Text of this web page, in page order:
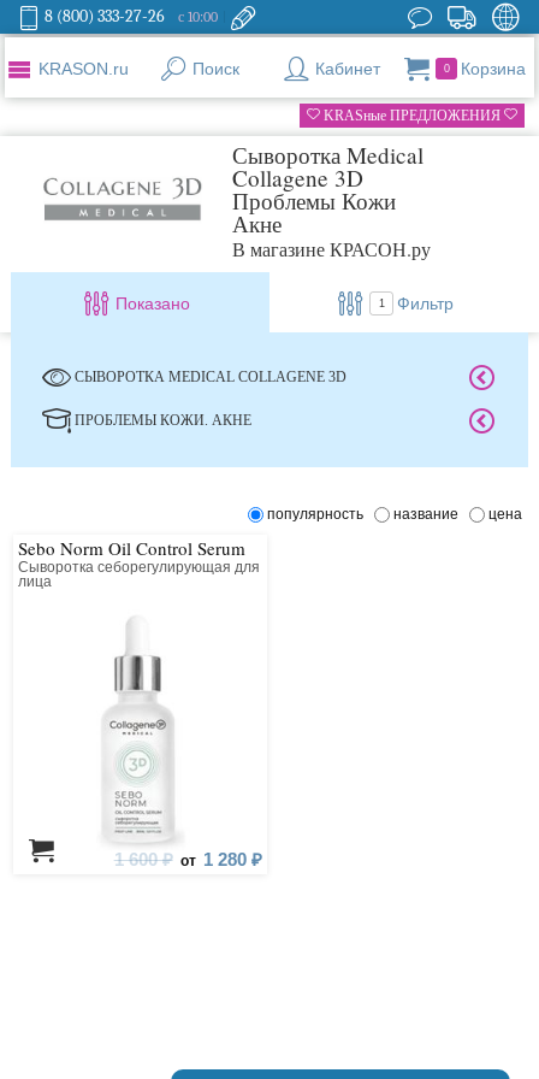
8 (800) 333-27-26 с 10:00
KRASON.ru Поиск Кабинет 0 Корзина
KRASные ПРЕДЛОЖЕНИЯ
Сыворотка Medical
Collagene 3D
Проблемы Кожи
Акне
В магазине КРАСОН.ру
Показано 1 Фильтр
СЫВОРОТКА MEDICAL COLLAGENE 3D
ПРОБЛЕМЫ КОЖИ. АКНЕ
популярность название цена
Sebo Norm Oil Control Serum
Сыворотка себорегулирующая для
лица
1 600 ₽ от 1 280 ₽